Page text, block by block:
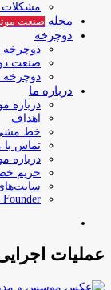
مشکلات
مجله صنعت
دوچرخه
دوچرخه
صنعت
دوچرخه
درباره ما
درباره
اهداف
خط
تماس با
درباره
حریم
عملیات